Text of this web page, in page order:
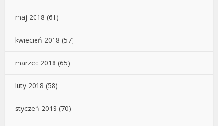
maj 2018 (61)
kwiecień 2018 (57)
marzec 2018 (65)
luty 2018 (58)
styczeń 2018 (70)